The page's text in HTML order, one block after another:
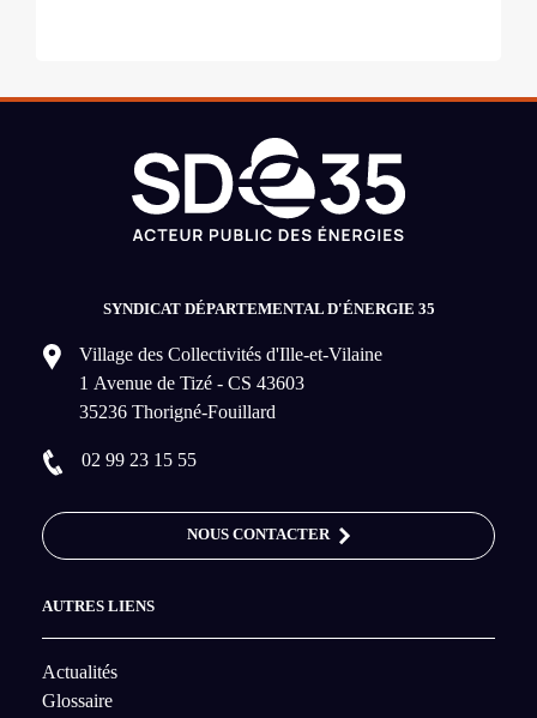
SYNDICAT DÉPARTEMENTAL D'ÉNERGIE 35
Village des Collectivités d'Ille-et-Vilaine
1 Avenue de Tizé - CS 43603
35236 Thorigné-Fouillard
02 99 23 15 55
NOUS CONTACTER
AUTRES LIENS
Actualités
Glossaire